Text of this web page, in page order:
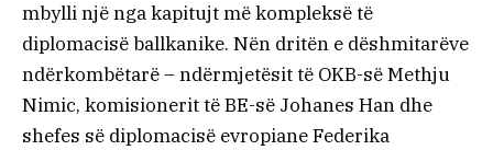
mbylli një nga kapitujt më kompleksë të
diplomacisë ballkanike. Nën dritën e dëshmitarëve
ndërkombëtarë – ndërmjetësit të OKB-së Methju
Nimic, komisionerit të BE-së Johanes Han dhe
shefes së diplomacisë evropiane Federika